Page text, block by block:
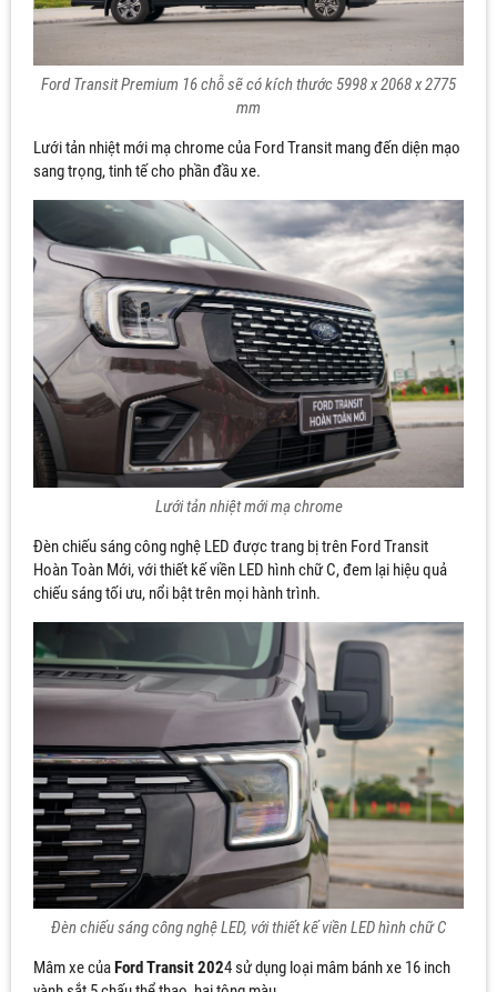
Ford Transit Premium 16 chỗ sẽ có kích thước 5998 x 2068 x 2775
mm
Lưới tản nhiệt mới mạ chrome của Ford Transit mang đến diện mạo
sang trọng, tinh tế cho phần đầu xe.
Lưới tản nhiệt mới mạ chrome
Đèn chiếu sáng công nghệ LED được trang bị trên Ford Transit
Hoàn Toàn Mới, với thiết kế viền LED hình chữ C, đem lại hiệu quả
chiếu sáng tối ưu, nổi bật trên mọi hành trình.
Đèn chiếu sáng công nghệ LED, với thiết kế viền LED hình chữ C
Mâm xe củaFord Transit 2024 sử dụng loại mâm bánh xe 16 inch